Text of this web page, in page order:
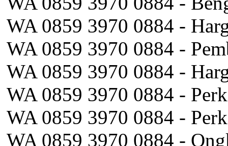
WA 0859 3970 0884 -
WA 0859 3970 0884 -
WA 0859 3970 0884 -
WA 0859 3970 0884 -
WA 0859 3970 0884 -
WA 0859 3970 0884 -